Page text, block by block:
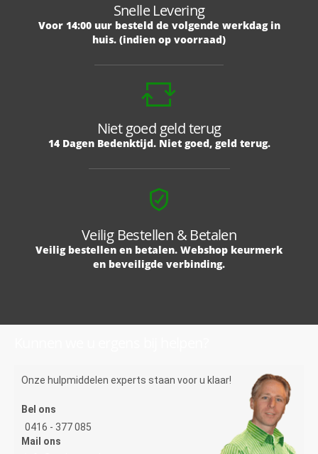
Snelle Levering
Voor 14:00 uur besteld de volgende werkdag in
huis. (indien op voorraad)
Niet goed geld terug
14 Dagen Bedenktijd. Niet goed, geld terug.
Veilig Bestellen & Betalen
Veilig bestellen en betalen. Webshop keurmerk
en beveiligde verbinding.
Onze hulpmiddelen experts staan voor u klaar!
Bel ons
0416 - 377 085
Mail ons